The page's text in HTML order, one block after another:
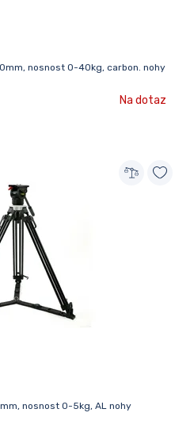
nosnost 0-40kg, carbon. nohy
Na dotaz
nosnost 0-5kg, AL nohy